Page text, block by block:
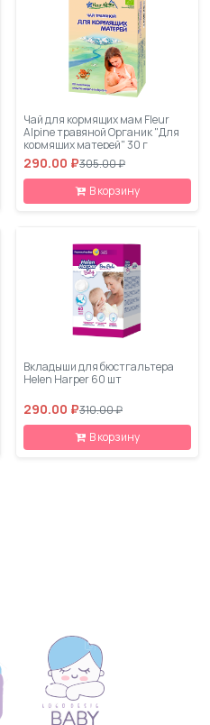
Чай для кормящих мам Fleur
Alpine травяной Органик "Для
кормящих матерей" 30 г
290.00 ₽305.00 ₽
В корзину
Вкладыши для бюстгальтера
Helen Harper 60 шт
290.00 ₽310.00 ₽
В корзину